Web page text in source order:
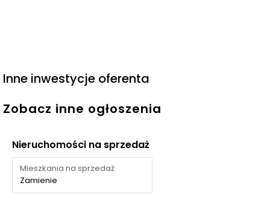
Inne inwestycje oferenta
Zobacz inne ogłoszenia
Nieruchomości na sprzedaż
Mieszkania na sprzedaż
Zamienie